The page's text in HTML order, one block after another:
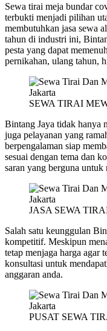
Sewa tirai meja bundar
terbukti menjadi pilihan
membutuhkan jasa sewa
tahun di industri ini,
pesta yang dapat
pernikahan, ulang tahun,
SEWA TIRAI
Bintang Jaya tidak hanya
juga pelayanan yang
berpengalaman siap
sesuai dengan tema dan
saran yang berguna untuk
JASA SEWA
Salah satu keunggulan
kompetitif. Meskipun
tetap menjaga harga agar
konsultasi untuk
anggaran anda.
PUSAT SEWA